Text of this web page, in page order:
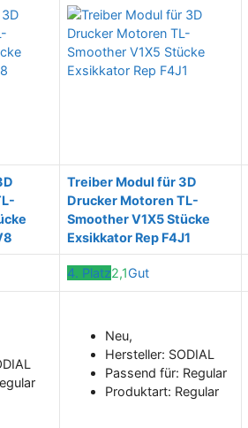
Treiber Modul für 3D
Drucker Motoren TL-
Smoother V1X5 Stücke
Exsikkator Rep F4J1
4. Platz2,1Gut
Neu,
Hersteller: SODIAL
Passend für: Regular
Produktart: Regular